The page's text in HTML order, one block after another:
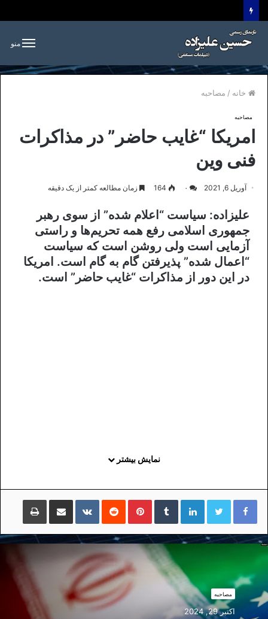
منو
خانه / مصاحبه
مصاحبه
امریکا “غایب حاضر” در مذاکرات
فنی وین
آوریل 6, 2021 ۰ 164 زمان مطالعه کمتر از یک دقیقه
علیزاده: سیاست “اعلام شده” از سوی رهبر
جمهوری اسلامی رفع همه تحریم‌ها و راستی
آزمایی است ولی روشن است که سیاست
“اعمال شده” پذیرفتن گام به گام است. امریکا
در این دور از مذاکرات “غایب حاضر” است.
نمایش بیشتر
لینکداینتامبلر پینتریستReddit
VKontakte
اشتراک گذاری با ایمیل چاپ
مصاحبه
اکتبر 29, 2024